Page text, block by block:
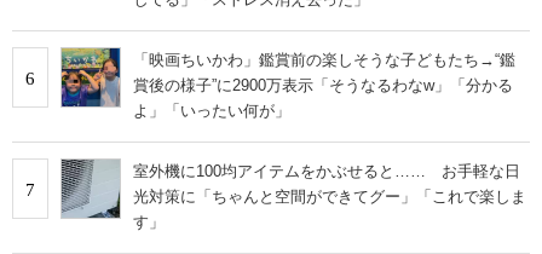
6
「映画ちいかわ」鑑賞前の楽しそうな子どもたち→“鑑
賞後の様子”に2900万表示「そうなるわなw」「分かる
よ」「いったい何が」
7
室外機に100均アイテムをかぶせると…… お手軽な日
光対策に「ちゃんと空間ができてグー」「これで楽しま
す」